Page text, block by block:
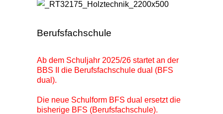
Berufsfachschule
Ab dem Schuljahr 2025/26 startet an der
BBS II die Berufsfachschule dual (BFS
dual).
Die neue Schulform BFS dual ersetzt die
bisherige BFS (Berufsfachschule).